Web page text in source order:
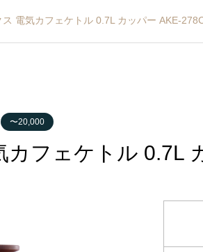
ス 電気カフェケトル 0.7L カッパー AKE-
〜20,000
カフェケトル 0.7L